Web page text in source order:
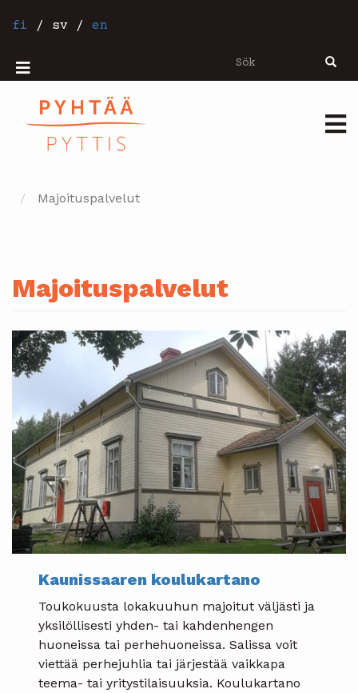
tillfi / sv / en
Sök Sök
Mobiilivalikko
Majoituspalvelut
Majoituspalvelut
Kaunissaaren koulukartano
Toukokuusta lokakuuhun majoitut väljästi ja
yksilöllisesti yhden- tai kahdenhengen
huoneissa tai perhehuoneissa. Salissa voit
viettää perhejuhlia tai järjestää vaikkapa
teema- tai yritystilaisuuksia. Koulukartano